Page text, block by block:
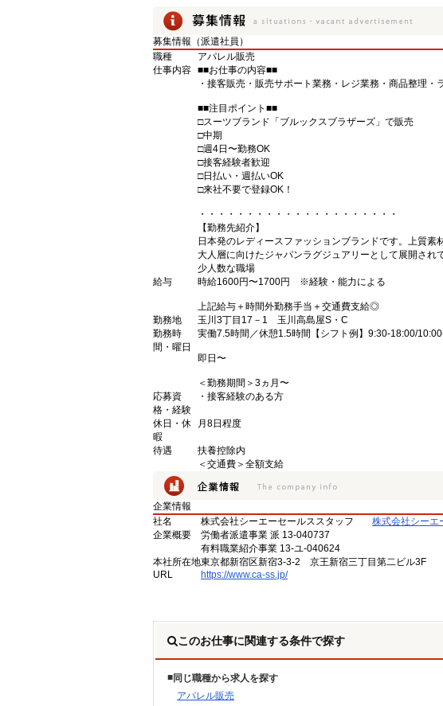
募集情報（派遣社員）
職種
アパレル販売
仕事内容 ■■お仕事の内容■■
・接客販売・販売サポート業務・レジ業務・商品整理・
■■注目ポイント■■
□スーツブランド「ブルックスブラザーズ」で販売
□中期
□週4日〜勤務OK
□接客経験者歓迎
□日払い・週払いOK
□来社不要で登録OK！
・・・・・・・・・・・・・・・・・・・・・
【勤務先紹介】
日本発のレディースファッションブランドです。上質
大人層に向けたジャパンラグジュアリーとして展開され
少人数な職場
給与
時給1600円〜1700円 ※経験・能力による
上記給与＋時間外勤務手当＋交通費支給◎
勤務地
玉川3丁目17－1 玉川高島屋S・C
勤務時
間・曜日
実働7.5時間／休憩1.5時間【シフト例】9:30-18:00/
即日〜
＜勤務期間＞3ヵ月〜
応募資
格・経験
・接客経験のある方
休日・休
暇
月8日程度
待遇
扶養控除内
＜交通費＞全額支給
企業情報
社名
株式会社シーエーセールススタッフ
株式会社シーエ
企業概要
労働者派遣事業 派 13-040737
有料職業紹介事業 13-ユ-040624
本社所在地東京都新宿区新宿3-3-2 京王新宿三丁目第二ビル3F
URL
https://www.ca-ss.jp/
このお仕事に関連する条件で探す
同じ職種から求人を探す
アパレル販売